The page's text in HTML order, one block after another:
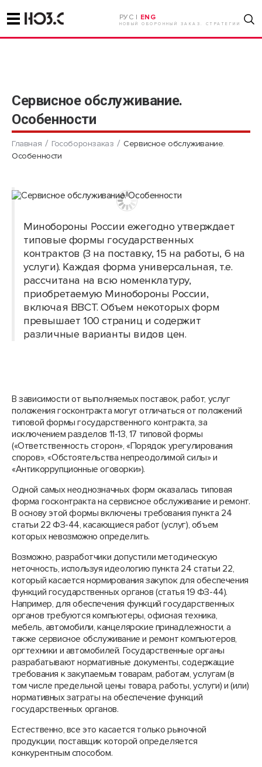
РУС | ENG
НОВЫЙ ОБОРОННЫЙ ЗАКАЗ. СТРАТЕГИИ
Сервисное обслуживание.
Особенности
Главная Гособоронзаказ
Сервисное обслуживание.
Особенности
Минобороны России ежегодно утверждает
типовые формы государственных
контрактов (3 на поставку, 15 на работы, 6 на
услуги). Каждая форма универсальная, т.е.
рассчитана на всю номенклатуру,
приобретаемую Минобороны России,
включая ВВСТ. Объем некоторых форм
превышает 100 страниц и содержит
различные варианты видов цен.
В зависимости от выполняемых поставок, работ, услуг
положения госконтракта могут отличаться от положений
типовой формы государственного контракта, за
исключением разделов 11-13, 17 типовой формы
(«Ответственность сторон», «Порядок урегулирования
споров», «Обстоятельства непреодолимой силы» и
«Антикоррупционные оговорки»).
Одной самых неоднозначных форм оказалась типовая
форма госконтракта на сервисное обслуживание и ремонт.
В основу этой формы включены требования пункта 24
статьи 22 ФЗ-44, касающиеся работ (услуг), объем
которых невозможно определить.
Возможно, разработчики допустили методическую
неточность, используя идеологию пункта 24 статьи 22,
который касается нормирования закупок для обеспечения
функций государственных органов (статья 19 ФЗ-44).
Например, для обеспечения функций государственных
органов требуются компьютеры, офисная техника,
мебель, автомобили, канцелярские принадлежности, а
также сервисное обслуживание и ремонт компьютеров,
оргтехники и автомобилей. Государственные органы
разрабатывают нормативные документы, содержащие
требования к закупаемым товарам, работам, услугам (в
том числе предельной цены товара, работы, услуги) и (или)
нормативных затраты на обеспечение функций
государственных органов.
Естественно, все это касается только рыночной
продукции, поставщик которой определяется
конкурентным способом.